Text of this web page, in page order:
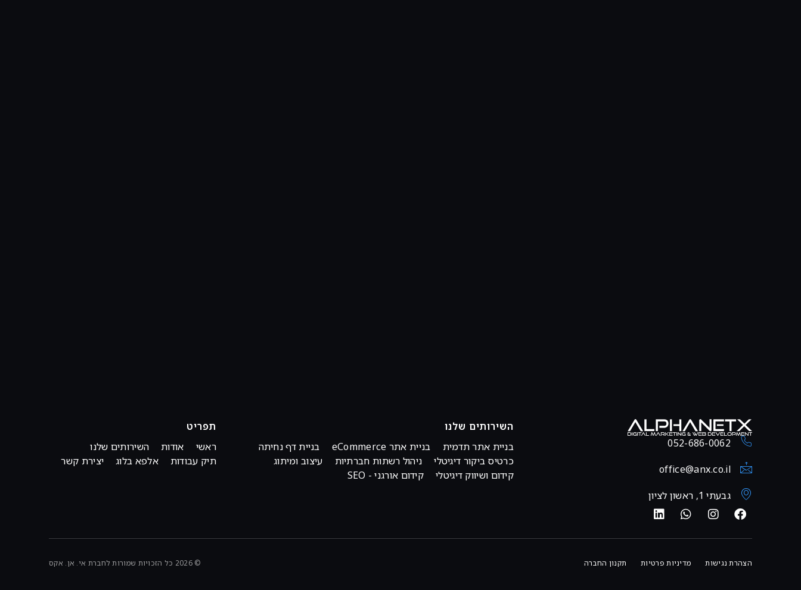
052-686-0062
office@anx.co.il
גבעתי 1, ראשון לציון
השירותים שלנו
בניית אתר תדמית
בניית אתר eCommerce
בניית דף נחיתה
כרטיס ביקור דיגיטלי
ניהול רשתות חברתיות
עיצוב ומיתוג
קידום ושיווק דיגיטלי
קידום אורגני - SEO
תפריט
ראשי
אודות
השירותים שלנו
תיק עבודות
אלפא בלוג יצירת קשר
הצהרת נגישות מדיניות פרטיות תקנון החברה © 2026 כל הזכויות שמורות לחברת אי. אן. אקס